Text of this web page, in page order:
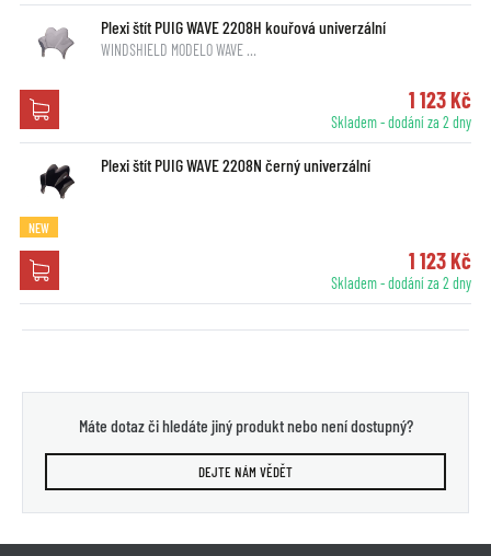
Plexi štít PUIG WAVE 2208H kouřová univerzální
WINDSHIELD MODELO WAVE …
1 123 Kč
Skladem - dodání za 2 dny
Plexi štít PUIG WAVE 2208N černý univerzální
NEW
1 123 Kč
Skladem - dodání za 2 dny
Máte dotaz či hledáte jiný produkt nebo není dostupný?
DEJTE NÁM VĚDĚT